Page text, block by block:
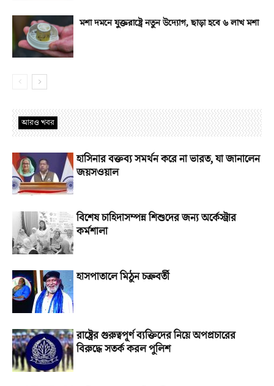
মশা দমনে যুক্তরাষ্ট্রে নতুন উদ্যোগ, ছাড়া হবে ৬ লাখ মশা
আরও খবর
হাসিনার বক্তব্য সমর্থন করে না ভারত, যা জানালেন
জয়সওয়াল
বিশেষ চাহিদাসম্পন্ন শিশুদের জন্য অর্কেস্ট্রার
কর্মশালা
হাসপাতালে মিঠুন চক্রবর্তী
রাষ্ট্রের গুরুত্বপূর্ণ ব্যক্তিদের নিয়ে অপপ্রচারের
বিরুদ্ধে সতর্ক করল পুলিশ